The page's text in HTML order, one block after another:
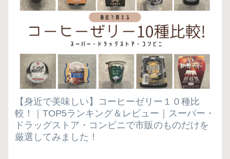
【身近で美味しい】コーヒーゼリー１０種比
較！｜TOP5ランキング＆レビュー｜スーパー・
ドラッグストア・コンビニで市販のものだけを
厳選してみました！